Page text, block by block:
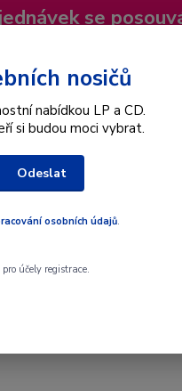
se
Hledat
Dárkové poukazy
nosičů
nabídkou LP a CD.
si budou moci vybrat.
Odeslat
osobních údajů.
pro účely registrace.